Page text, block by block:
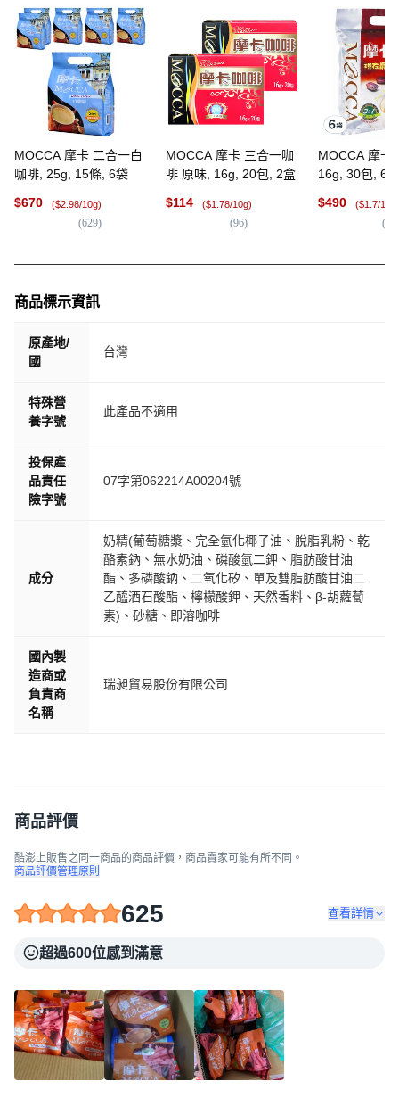
MOCCA 摩卡 二合一白
咖啡, 25g, 15條, 6袋
$670 ($2.98/10g)
(629)
MOCCA 摩卡 三合一咖
啡 原味, 16g, 20包, 2盒
$114 ($1.78/10g)
(96)
MOCCA 摩卡
16g, 30包, 6袋
$490 ($1.7/10g)
(
商品標示資訊
原產地/
國
台灣
特殊營
養字號
此產品不適用
投保產
品責任
險字號
07字第062214A00204號
成分
奶精(葡萄糖漿、完全氫化椰子油、脫脂乳粉、乾
酪素鈉、無水奶油、磷酸氫二鉀、脂肪酸甘油
酯、多磷酸鈉、二氧化矽、單及雙脂肪酸甘油二
乙醯酒石酸酯、檸檬酸鉀、天然香料、β-胡蘿蔔
素)、砂糖、即溶咖啡
國內製
造商或
負責商
名稱
瑞昶貿易股份有限公司
商品評價
酷澎上販售之同一商品的商品評價，商品賣家可能有所不同。
商品評價管理原則
625 查看詳情
超過600位感到滿意